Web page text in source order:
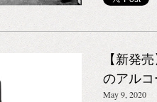
アイテム各
合したジェ
アイテム。
いを守りな
本品は医薬品
【新発
のアル
May 9, 2020